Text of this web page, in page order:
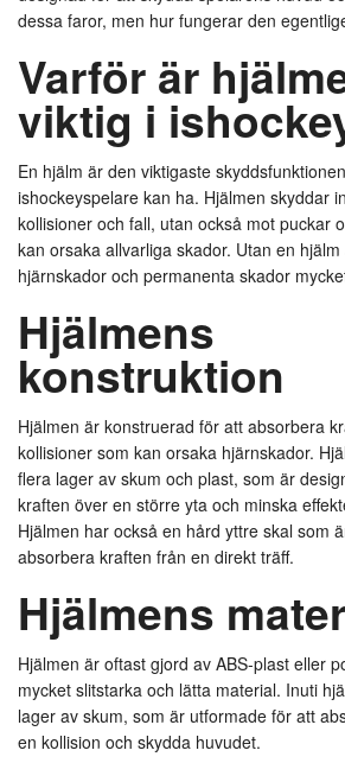
dessa faror, men hur fungerar den
Varför är
viktig i
En hjälm är den viktigaste
ishockeyspelare kan ha. Hjälmen skyddar
kollisioner och fall, utan också mot puckar
kan orsaka allvarliga skador. Utan en
hjärnskador och permanenta skador
Hjälmens
konstruktion
Hjälmen är konstruerad för att absorbera
kollisioner som kan orsaka hjärnskador.
flera lager av skum och plast, som är
kraften över en större yta och minska
Hjälmen har också en hård yttre skal som
absorbera kraften från en direkt träff.
Hjälmens
Hjälmen är oftast gjord av ABS-plast eller
mycket slitstarka och lätta material. Inuti
lager av skum, som är utformade för att
en kollision och skydda huvudet.